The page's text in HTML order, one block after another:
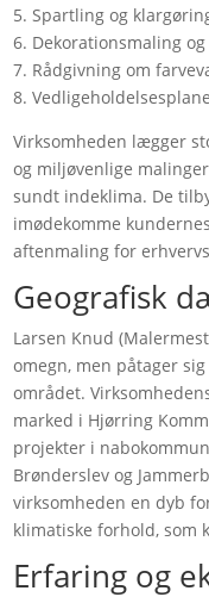
5. Spartling og
6. Dekorationsmaling
7. Rådgivning om
8.
Virksomheden lægger
og miljøvenlige
sundt indeklima. De
imødekomme
aftenmaling for
Geografisk
Larsen Knud
omegn, men påtager
området.
marked i Hjørring
projekter i
Brønderslev og
virksomheden en dyb
klimatiske forhold, som
Erfaring og